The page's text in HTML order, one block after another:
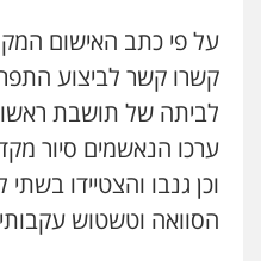
עו"ד רועי
משפט פלילי
על פי כתב האישום
קשרו קשר לביצוע
לביתה של תושבת
ערכו הנאשמים סיור
וכן גנבו והצטיידו בשתי
הסוואה וטשטוש